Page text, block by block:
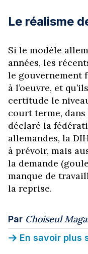
Le réalisme
Si le modèle
années, les
le gouvernement
à l’oeuvre, et
certitude le
court terme, dans
déclaré la
allemandes, la
à prévoir, mais
la demande
manque de
la reprise.
Par Choiseul
En savoir plus